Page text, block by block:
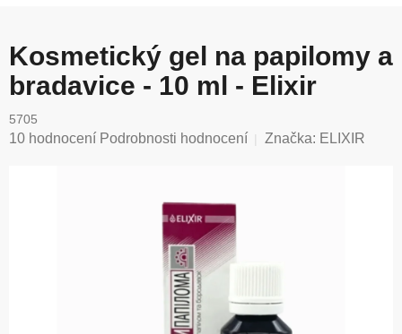
Kosmetický gel na papilomy a
bradavice - 10 ml - Elixir
5705
Průměrné
10 hodnocení Podrobnosti hodnocení Značka: ELIXIR